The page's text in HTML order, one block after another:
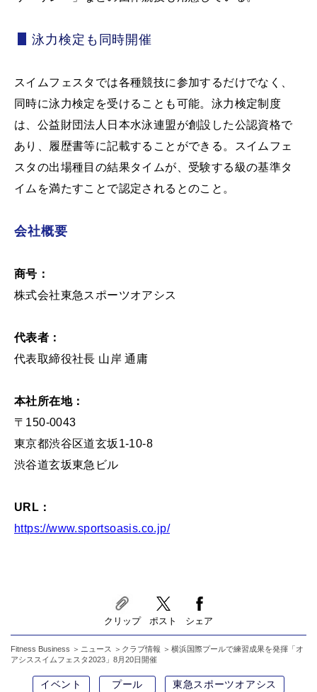
泳力検定も同時開催
スイムフェスタでは各種競技に参加するだけでなく、
同時に泳力検定を受けることも可能。泳力検定制度
は、公益財団法人日本水泳連盟が創設した公認資格で
あり、履歴書等に記載することができる。スイムフェ
スタの出場種目の結果タイムが、受験する級の基準タ
イムを満たすことで認定されるとのこと。
会社概要
商号：
株式会社東急スポーツオアシス
代表者：
代表取締役社長 山岸 通庸
本社所在地：
〒150-0043
東京都渋谷区道玄坂1-10-8
渋谷道玄坂東急ビル
URL：
https://www.sportsoasis.co.jp/
クリップ ポスト シェア
Fitness Business ニュース クラブ情報
横浜国際プールで練習成果を発揮「オ
アシススイムフェスタ2023」8月20日開催
イベント プール 東急スポーツオアシス